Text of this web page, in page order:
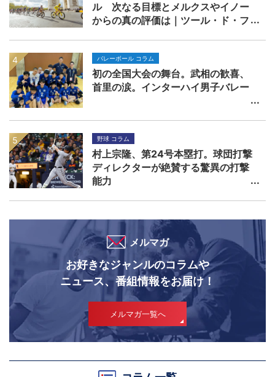
ル 次なる目標とメルクスやイノー
からの真の評価は｜ツール・ド・フ
バレーボール コラム
初の全国大会の舞台。武相の歓喜、
首里の涙。インターハイ男子バレー
野球 コラム
村上宗隆、第24号本塁打。球団打撃
ディレクターが絶賛する驚異の打撃
能力
メルマガ
お好きなジャンルのコラムや
ニュース、番組情報をお届け！
メルマガ一覧へ